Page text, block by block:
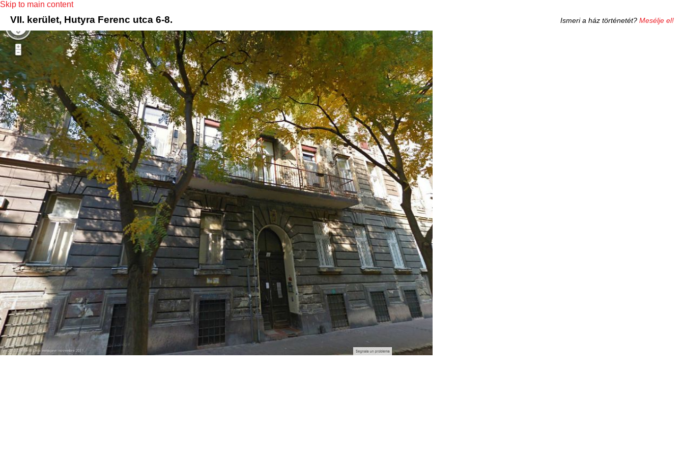
Skip to main content
VII. kerület, Hutyra Ferenc utca 6-8. Ismeri a ház történetét? Mesélje el!